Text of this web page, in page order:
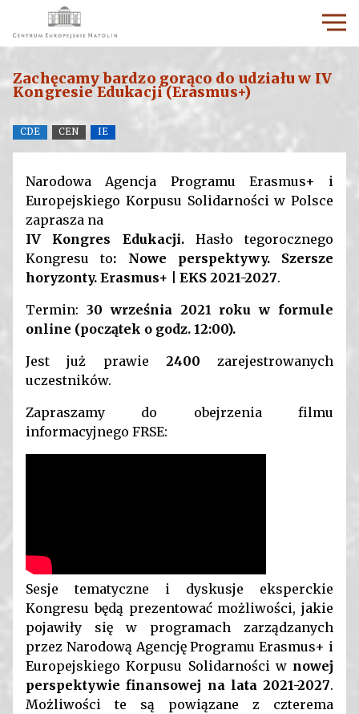
Zachęcamy bardzo gorąco do udziału w IV
Kongresie Edukacji (Erasmus+)
CDE CEN IE
Narodowa Agencja Programu Erasmus+ i
Europejskiego Korpusu Solidarności w Polsce
zaprasza na
IV Kongres Edukacji. Hasło tegorocznego
Kongresu to: Nowe perspektywy. Szersze
horyzonty. Erasmus+ | EKS 2021-2027.
Termin: 30 września 2021 roku w formule
online (początek o godz. 12:00).
Jest już prawie 2400 zarejestrowanych
uczestników.
Zapraszamy do obejrzenia filmu
informacyjnego FRSE:
Sesje tematyczne i dyskusje eksperckie
Kongresu będą prezentować możliwości, jakie
pojawiły się w programach zarządzanych
przez Narodową Agencję Programu Erasmus+ i
Europejskiego Korpusu Solidarności w nowej
perspektywie finansowej na lata 2021-2027.
Możliwości te są powiązane z czterema